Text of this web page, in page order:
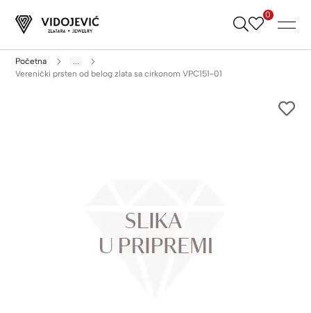
Skip
0
Početna
...
Verenički prsten od belog zlata sa cirkonom VPC151-01